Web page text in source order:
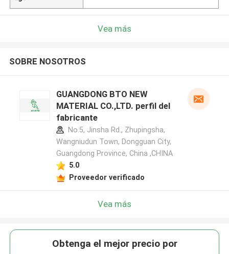
Vea más
SOBRE NOSOTROS
GUANGDONG BTO NEW
MATERIAL CO.,LTD. perfil del
fabricante
No.5, Jinsha Rd., Zhupingsha,
Wangniudun Town, Dongguan City,
Guangdong Province, China ,CHINA
5.0
Proveedor verificado
Vea más
Obtenga el mejor precio por